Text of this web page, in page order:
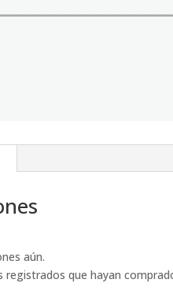
aún.
registrados que hayan